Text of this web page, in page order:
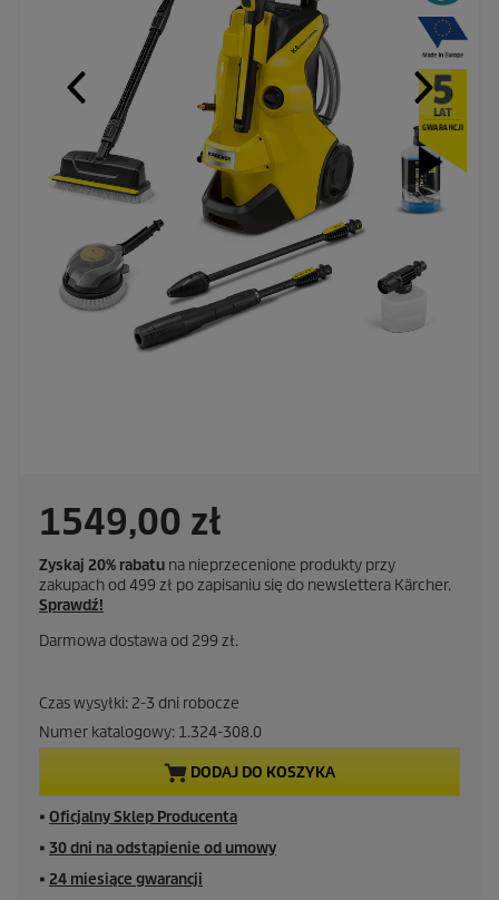
1549,00 zł
Zyskaj 20% rabatu na nieprzecenione produkty przy
zakupach od 499 zł po zapisaniu się do newslettera Kärcher.
Sprawdź!
Darmowa dostawa od 299 zł.
Czas wysyłki: 2-3 dni robocze
Numer katalogowy: 1.324-308.0
DODAJ DO KOSZYKA
■ Oficjalny Sklep Producenta
■ 30 dni na odstąpienie od umowy
■ 24 miesiące gwarancji